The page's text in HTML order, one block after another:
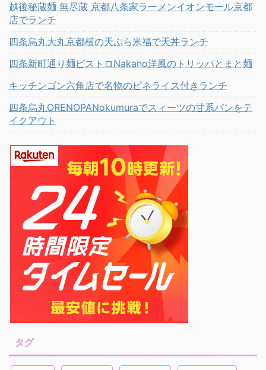
越後秘蔵麺 無尽蔵 京都八条家ラーメンイオンモール京都
店でランチ
四条烏丸大丸京都横の天ぷら米福で天丼ランチ
四条新町通り麺ビストロNakano洋風のトリッパとまと麺
キッチンゴン六角店で名物のピネライス付きランチ
四条烏丸ORENOPANokumuraでスィーツの甘系パンをテ
イクアウト
タグ